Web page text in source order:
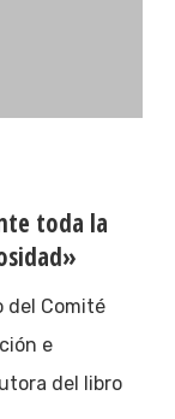
toda la
del Comité
e
del libro